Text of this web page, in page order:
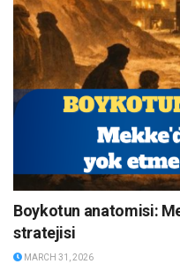
Boykotun anatomisi:
stratejisi
MARCH 31, 2026